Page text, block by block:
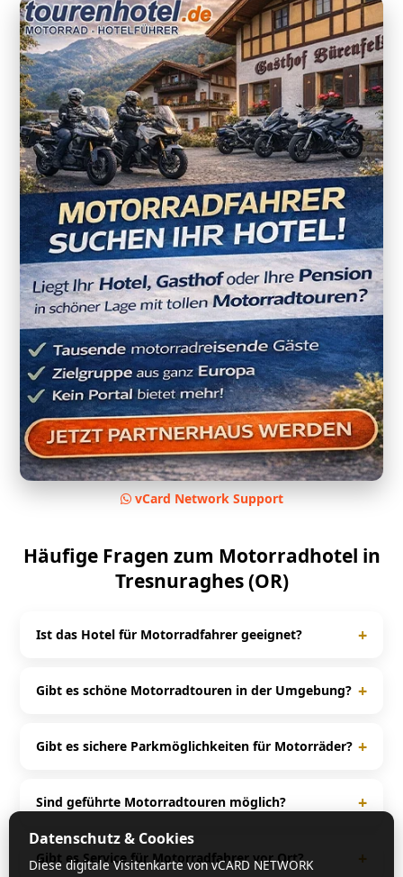
vCard Network Support
Häufige Fragen zum Motorradhotel in
Tresnuraghes (OR)
Ist das Hotel für Motorradfahrer geeignet? +
auf Motorradfahrer ausgerichtet und bietet passende
Gibt es schöne Motorradtouren in der Umgebung? +
zahlreiche kurvenreiche Strecken und beliebte
Gibt es sichere Parkmöglichkeiten für Motorräder? +
Stellplätze oder spezielle Motorradparkplätze für
Sind geführte Motorradtouren möglich? +
In vielen Fällen ja. Häufig werden geführte Touren
angeboten oder detaillierte Tourenvorschläge direkt
Gibt es Service für Motorradfahrer vor Ort? +
Datenschutz & Cookies
Diese digitale Visitenkarte von vCARD NETWORK